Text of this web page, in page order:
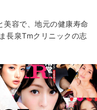
容で、地元の健康寿命
長泉Tmクリニックの志